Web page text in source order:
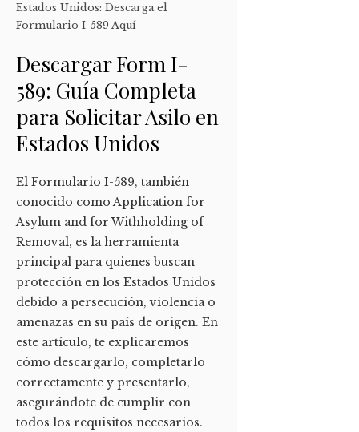
Estados Unidos: Descarga el
Formulario I-589 Aquí
Descargar Form I-
589: Guía Completa
para Solicitar Asilo en
Estados Unidos
El Formulario I-589, también
conocido como Application for
Asylum and for Withholding of
Removal, es la herramienta
principal para quienes buscan
protección en los Estados Unidos
debido a persecución, violencia o
amenazas en su país de origen. En
este artículo, te explicaremos
cómo descargarlo, completarlo
correctamente y presentarlo,
asegurándote de cumplir con
todos los requisitos necesarios.